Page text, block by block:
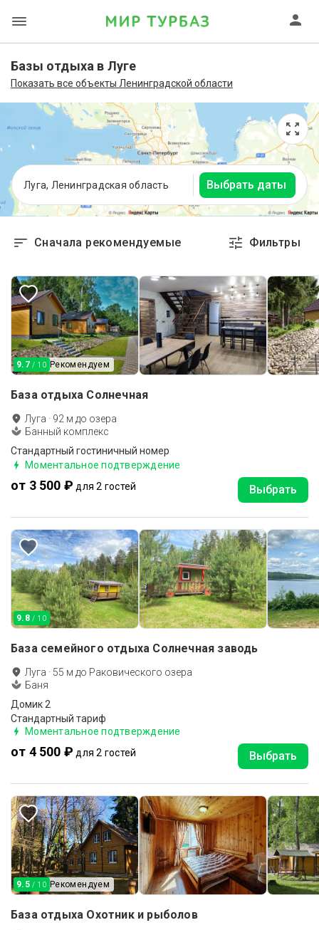
Базы отдыха в Луге
Показать все объекты Ленинградской области
Луга, Ленинградская область Выбрать даты
Сначала рекомендуемые Фильтры
9.7 / 10 Рекомендуем
База отдыха Солнечная
Луга · 92 м до озера
Банный комплекс
Стандартный гостиничный номер
Моментальное подтверждение
от 3 500 ₽ для 2 гостей Выбрать
9.8 / 10
База семейного отдыха Солнечная заводь
Луга · 55 м до Раковического озера
Баня
Домик 2
Стандартный тариф
Моментальное подтверждение
от 4 500 ₽ для 2 гостей Выбрать
9.5 / 10 Рекомендуем
База отдыха Охотник и рыболов